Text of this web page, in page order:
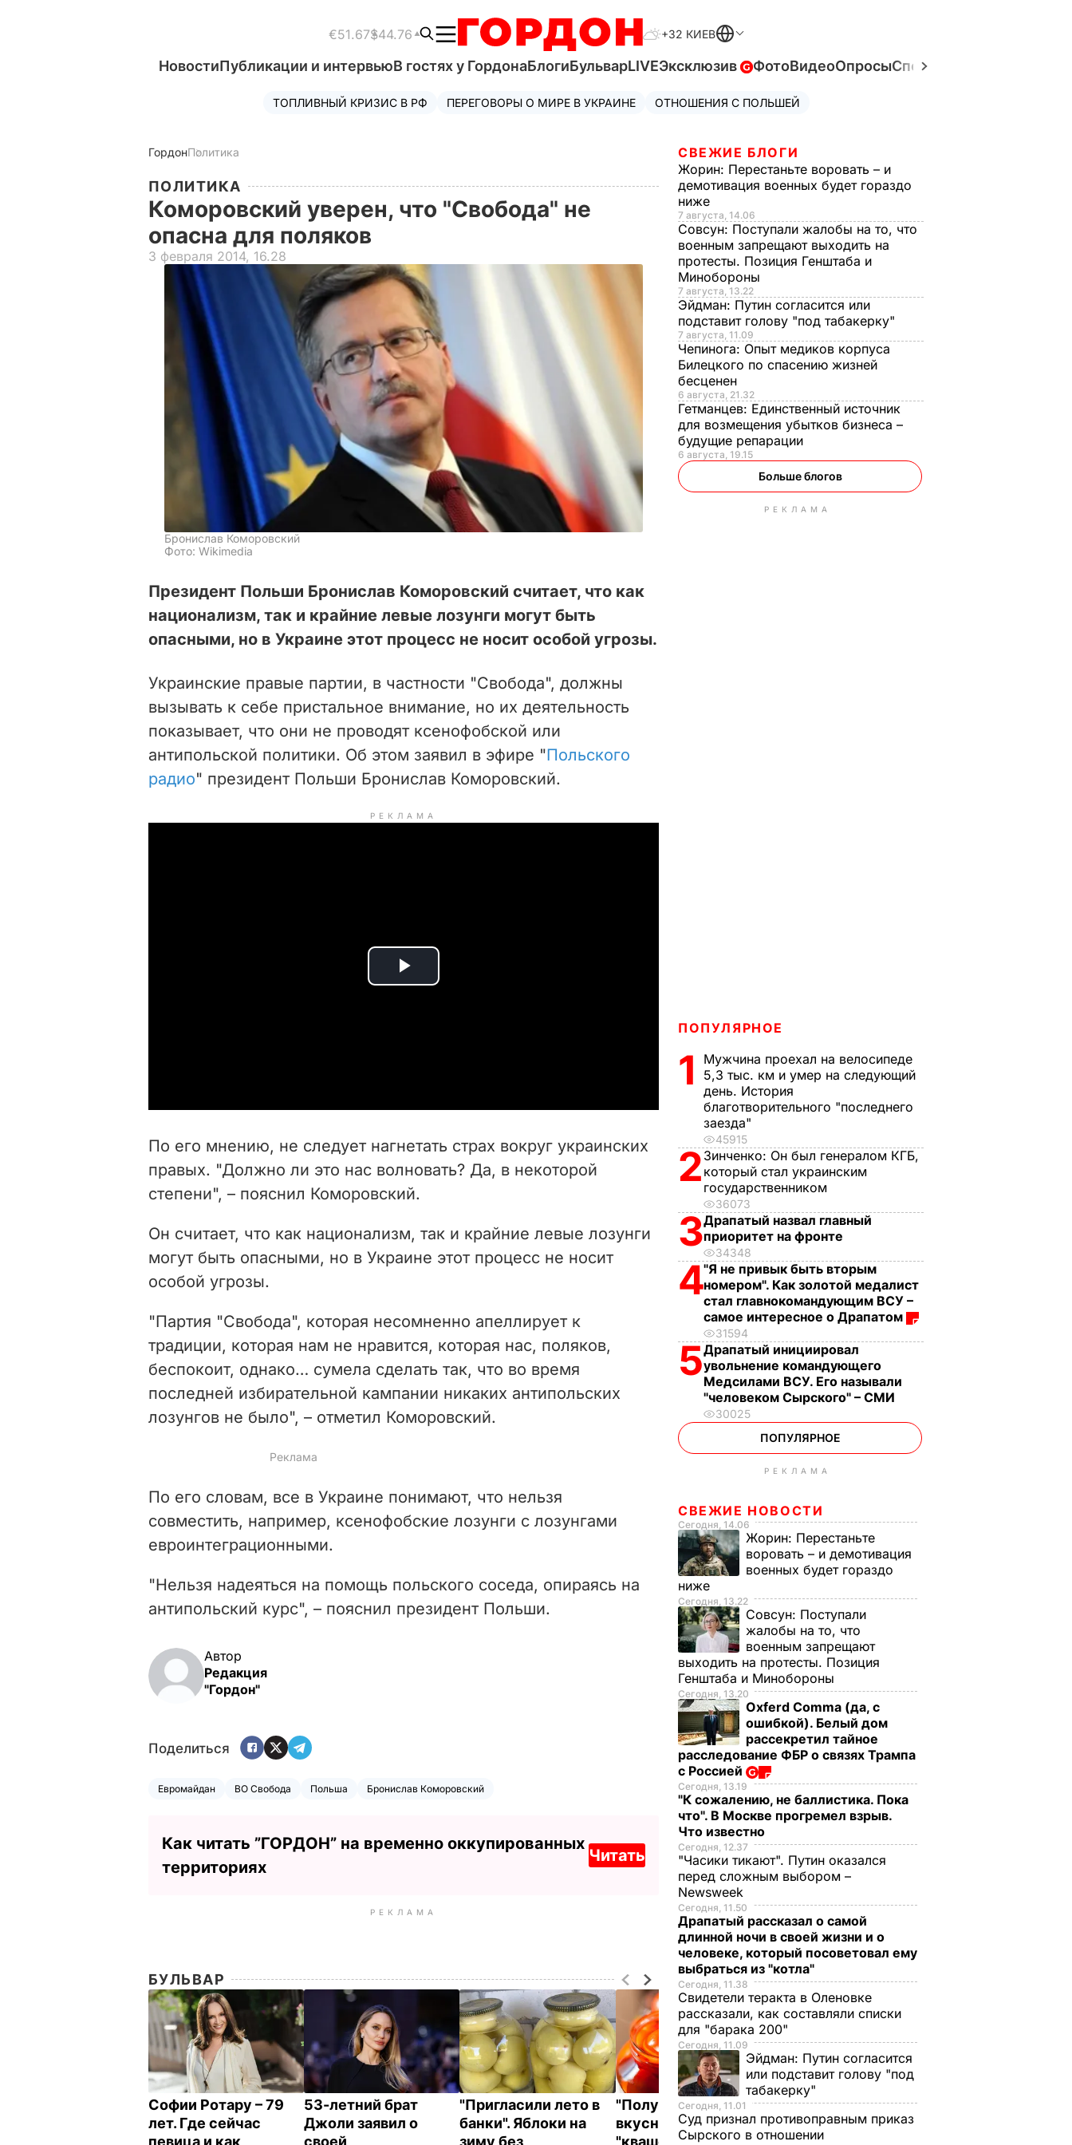
€51.67$44.76 +32 КИЕВ
НовостиПубликации и интервьюВ гостях у ГордонаБлогиБульварLIVEЭксклюзив ФотоВидеоОпросыСпецпроекты
ТОПЛИВНЫЙ КРИЗИС В РФ ПЕРЕГОВОРЫ О МИРЕ В УКРАИНЕ ОТНОШЕНИЯ С ПОЛЬШЕЙ
ГордонПолитика
ПОЛИТИКА
Коморовский уверен, что "Свобода" не
опасна для поляков
3 февраля 2014, 16.28
Бронислав Коморовский
Фото: Wikimedia
Президент Польши Бронислав Коморовский считает, что как
национализм, так и крайние левые лозунги могут быть
опасными, но в Украине этот процесс не носит особой угрозы.
Украинские правые партии, в частности "Свобода", должны
вызывать к себе пристальное внимание, но их деятельность
показывает, что они не проводят ксенофобской или
антипольской политики. Об этом заявил в эфире "Польского
радио" президент Польши Бронислав Коморовский.
РЕКЛАМА
P
i
d
e
o
По его мнению, не следует нагнетать страх вокруг украинских
правых. "Должно ли это нас волновать? Да, в некоторой
степени", – пояснил Коморовский.
Он считает, что как национализм, так и крайние левые лозунги
могут быть опасными, но в Украине этот процесс не носит
особой угрозы.
"Партия "Свобода", которая несомненно апеллирует к
традиции, которая нам не нравится, которая нас, поляков,
беспокоит, однако… сумела сделать так, что во время
последней избирательной кампании никаких антипольских
лозунгов не было", – отметил Коморовский.
По его словам, все в Украине понимают, что нельзя
совместить, например, ксенофобские лозунги с лозунгами
евроинтеграционными.
"Нельзя надеяться на помощь польского соседа, опираясь на
антипольский курс", – пояснил президент Польши.
Автор
Редакция
"Гордон"
Поделиться
Евромайдан ВО Свобода Польша Бронислав Коморовский
Как читать ”ГОРДОН” на временно оккупированных
территориях
Читать
РЕКЛАМА
БУЛЬВАР
Софии Ротару – 79
лет. Где сейчас
певица и как
53-летний брат
Джоли заявил о
своей
"Пригласили лето в
банки". Яблоки на
зиму без
"Получаются очень
вкусными, с легкой
"квашеной" ноткой".
"Я его люблю. Он
болел четыре года".
Умер супруг 88-
СВЕЖИЕ БЛОГИ
Жорин: Перестаньте воровать – и
демотивация военных будет гораздо
ниже
7 августа, 14.06
Совсун: Поступали жалобы на то, что
военным запрещают выходить на
протесты. Позиция Генштаба и
Минобороны
7 августа, 13.22
Эйдман: Путин согласится или
подставит голову "под табакерку"
7 августа, 11.09
Чепинога: Опыт медиков корпуса
Билецкого по спасению жизней
бесценен
6 августа, 21.32
Гетманцев: Единственный источник
для возмещения убытков бизнеса –
будущие репарации
6 августа, 19.15
Больше блогов
РЕКЛАМА
ПОПУЛЯРНОЕ
1
Мужчина проехал на велосипеде
5,3 тыс. км и умер на следующий
день. История
благотворительного "последнего
заезда"
45915
2 Зинченко: Он был генералом КГБ,
который стал украинским
государственником
36073
3Драпатый назвал главный
приоритет на фронте
34348
4"Я не привык быть вторым
номером". Как золотой медалист
стал главнокомандующим ВСУ –
самое интересное о Драпатом
31594
5Драпатый инициировал
увольнение командующего
Медсилами ВСУ. Его называли
"человеком Сырского" – СМИ
30025
ПОПУЛЯРНОЕ
РЕКЛАМА
СВЕЖИЕ НОВОСТИ
Сегодня, 14.06
Жорин: Перестаньте
воровать – и демотивация
военных будет гораздо
ниже
Сегодня, 13.22
Совсун: Поступали
жалобы на то, что
военным запрещают
выходить на протесты. Позиция
Генштаба и Минобороны
Сегодня, 13.20
Oxferd Comma (да, с
ошибкой). Белый дом
рассекретил тайное
расследование ФБР о связях Трампа
с Россией
Сегодня, 13.19
"К сожалению, не баллистика. Пока
что". В Москве прогремел взрыв.
Что известно
Сегодня, 12.37
"Часики тикают". Путин оказался
перед сложным выбором –
Newsweek
Сегодня, 11.50
Драпатый рассказал о самой
длинной ночи в своей жизни и о
человеке, который посоветовал ему
выбраться из "котла"
Сегодня, 11.38
Свидетели теракта в Оленовке
рассказали, как составляли списки
для "барака 200"
Сегодня, 11.09
Эйдман: Путин согласится
или подставит голову "под
табакерку"
Сегодня, 11.01
Суд признал противоправным приказ
Сырского в отношении